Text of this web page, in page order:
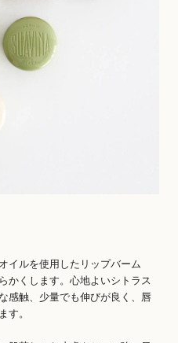
イルを使用したリップバーム
かくします。心地よいシトラス
感触、少量でも伸びが良く、唇
す。